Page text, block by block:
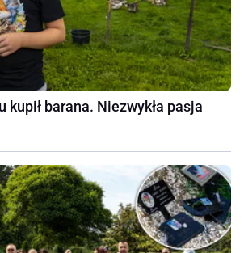
barana. Niezwykła pasja